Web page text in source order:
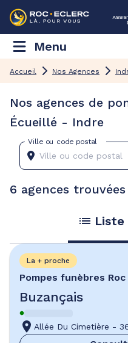
Menu
Accueil Nos Agences
Nos agences de
Écueillé - Indre
Ville ou code postal
6 agences trouvées
Liste
Pompes funèbres
Buzançais
La + proche
Allée Du Cimetière -